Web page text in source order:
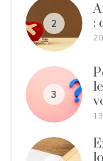
2
:
3